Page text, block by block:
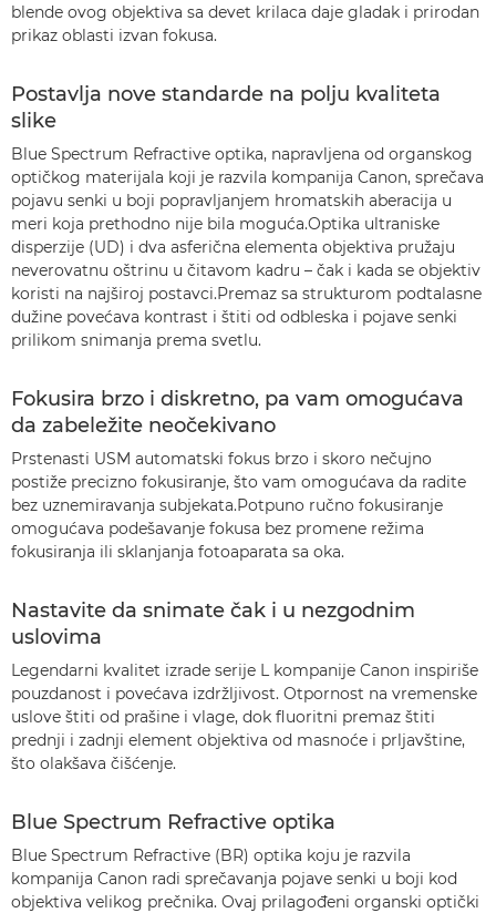
blende ovog objektiva sa devet krilaca daje gladak i prirodan
prikaz oblasti izvan fokusa.
Postavlja nove standarde na polju kvaliteta
slike
Blue Spectrum Refractive optika, napravljena od organskog
optičkog materijala koji je razvila kompanija Canon, sprečava
pojavu senki u boji popravljanjem hromatskih aberacija u
meri koja prethodno nije bila moguća.Optika ultraniske
disperzije (UD) i dva asferična elementa objektiva pružaju
neverovatnu oštrinu u čitavom kadru – čak i kada se objektiv
koristi na najširoj postavci.Premaz sa strukturom podtalasne
dužine povećava kontrast i štiti od odbleska i pojave senki
prilikom snimanja prema svetlu.
Fokusira brzo i diskretno, pa vam omogućava
da zabeležite neočekivano
Prstenasti USM automatski fokus brzo i skoro nečujno
postiže precizno fokusiranje, što vam omogućava da radite
bez uznemiravanja subjekata.Potpuno ručno fokusiranje
omogućava podešavanje fokusa bez promene režima
fokusiranja ili sklanjanja fotoaparata sa oka.
Nastavite da snimate čak i u nezgodnim
uslovima
Legendarni kvalitet izrade serije L kompanije Canon inspiriše
pouzdanost i povećava izdržljivost. Otpornost na vremenske
uslove štiti od prašine i vlage, dok fluoritni premaz štiti
prednji i zadnji element objektiva od masnoće i prljavštine,
što olakšava čišćenje.
Blue Spectrum Refractive optika
Blue Spectrum Refractive (BR) optika koju je razvila
kompanija Canon radi sprečavanja pojave senki u boji kod
objektiva velikog prečnika. Ovaj prilagođeni organski optički